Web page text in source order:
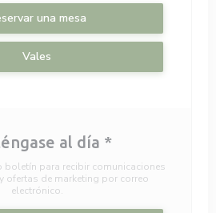
una mesa
Vales
al día *
boletín para recibir comunicaciones
ofertas de marketing por correo
electrónico.